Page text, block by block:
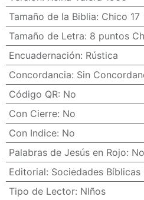
Tamaño de la Biblia: Chico 17
Tamaño de Letra: 8 puntos
Encuadernación: Rústica
Concordancia: Sin
Código QR: No
Con Cierre: No
Con Indice: No
Palabras de Jesús en Rojo: No
Editorial: Sociedades Bíblicas
Tipo de Lector: NIños